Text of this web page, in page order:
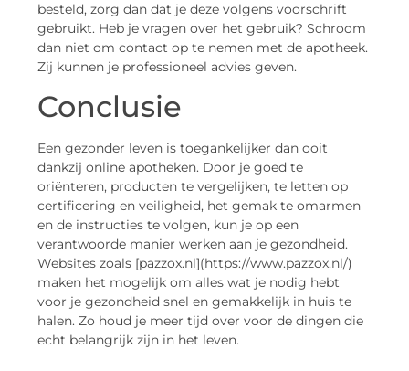
besteld, zorg dan dat je deze volgens voorschrift
gebruikt. Heb je vragen over het gebruik? Schroom
dan niet om contact op te nemen met de apotheek.
Zij kunnen je professioneel advies geven.
Conclusie
Een gezonder leven is toegankelijker dan ooit
dankzij online apotheken. Door je goed te
oriënteren, producten te vergelijken, te letten op
certificering en veiligheid, het gemak te omarmen
en de instructies te volgen, kun je op een
verantwoorde manier werken aan je gezondheid.
Websites zoals [pazzox.nl](https://www.pazzox.nl/)
maken het mogelijk om alles wat je nodig hebt
voor je gezondheid snel en gemakkelijk in huis te
halen. Zo houd je meer tijd over voor de dingen die
echt belangrijk zijn in het leven.